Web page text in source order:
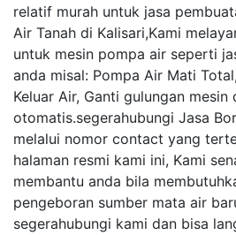
relatif murah untuk jasa
Air Tanah di Kalisari,Kami
untuk mesin pompa air seperti
anda misal: Pompa Air Mati
Keluar Air, Ganti gulungan
otomatis.segerahubungi Jasa
melalui nomor contact yang
halaman resmi kami ini, Kami
membantu anda bila
pengeboran sumber mata air
segerahubungi kami dan bisa